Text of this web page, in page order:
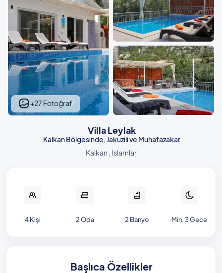
Villa Leylak
Kalkan Bölgesinde, Jakuzili ve Muhafazakar
Kalkan , İslamlar
+27 Fotoğraf
4 Kişi 2 Oda 2 Banyo Min. 3 Gece
Başlıca Özellikler